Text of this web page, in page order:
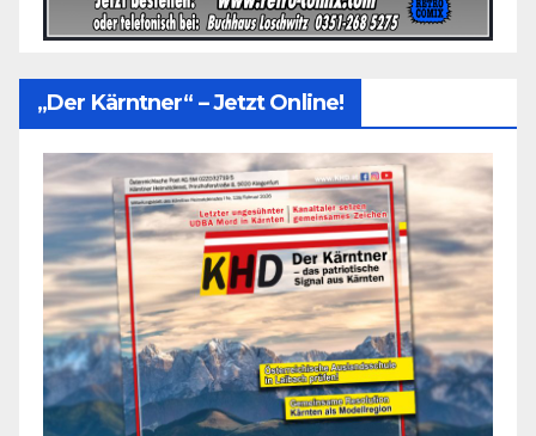
„Der Kärntner“ – Jetzt Online!